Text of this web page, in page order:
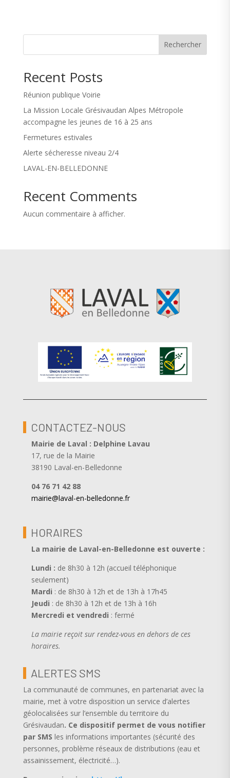
Rechercher
Recent Posts
Réunion publique Voirie
La Mission Locale Grésivaudan Alpes Métropole
accompagne les jeunes de 16 à 25 ans
Fermetures estivales
Alerte sécheresse niveau 2/4
LAVAL-EN-BELLEDONNE
Recent Comments
Aucun commentaire à afficher.
CONTACTEZ-NOUS
Mairie de Laval : Delphine Lavau
17, rue de la Mairie
38190 Laval-en-Belledonne
04 76 71 42 88
mairie@laval-en-belledonne.fr
HORAIRES
La mairie de Laval-en-Belledonne est ouverte :
Lundi : de 8h30 à 12h (accueil téléphonique
seulement)
Mardi : de 8h30 à 12h et de 13h à 17h45
Jeudi : de 8h30 à 12h et de 13h à 16h
Mercredi et vendredi : fermé
La mairie reçoit sur rendez-vous en dehors de ces
horaires.
ALERTES SMS
La communauté de communes, en partenariat avec la
mairie, met à votre disposition un service d’alertes
géolocalisées sur l’ensemble du territoire du
Grésivaudan. Ce dispositif permet de vous notifier
par SMS les informations importantes (sécurité des
personnes, problème réseaux de distributions (eau et
assainissement, électricité…).